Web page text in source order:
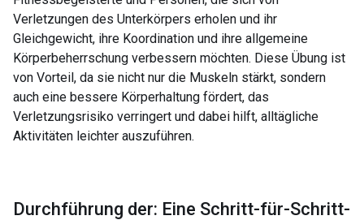
Verletzungen des Unterkörpers erholen und ihr
Gleichgewicht, ihre Koordination und ihre allgemeine
Körperbeherrschung verbessern möchten. Diese Übung ist
von Vorteil, da sie nicht nur die Muskeln stärkt, sondern
auch eine bessere Körperhaltung fördert, das
Verletzungsrisiko verringert und dabei hilft, alltägliche
Aktivitäten leichter auszuführen.
Durchführung der: Eine Schritt-für-Schritt-